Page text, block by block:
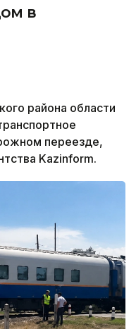
в
района области
переезде,
Kazinform.